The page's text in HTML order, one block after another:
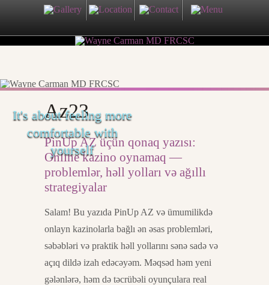
It's about feeling more
comfortable with
yourself
Az23
PinUp AZ üçün qonaq yazısı:
Online kazino oynamaq —
problemlər, həll yolları və ağıllı
strategiyalar
Salam! Bu yazıda PinUp AZ və ümumilikdə
onlayn kazinolarla bağlı ən əsas problemləri,
səbəbləri və praktik həll yollarını sənə sadə və
açıq dildə izah edəcəyəm. Məqsəd həm yeni
gələnlərə, həm də təcrübəli oyunçulara real